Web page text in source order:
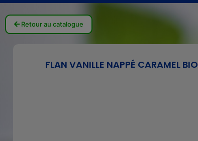
Retour au catalogue
FLAN VANILLE NAPPÉ CARAMEL BIO